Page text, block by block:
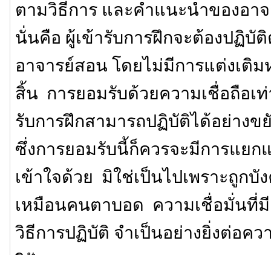
ตามวิธีการ และคำแนะนำของอา
นั่นคือ ผู้เข้ารับการฝึกจะต้องปฏิบั
อาจารย์สอน โดยไม่มีการแต่งเติ
สิ้น การยอมรับด้วยความเชื่อถือเ
รับการฝึกสามารถปฏิบัติได้อย่าง
ซึ่งการยอมรับนี้ก็ควรจะมีการแยก
เข้าใจด้วย มิใช่เป็นไปเพราะถูกบั
เหมือนคนตาบอด ความเชื่อมั่นที่
วิธีการปฏิบัติ จำเป็นอย่างยิ่งต่อคว